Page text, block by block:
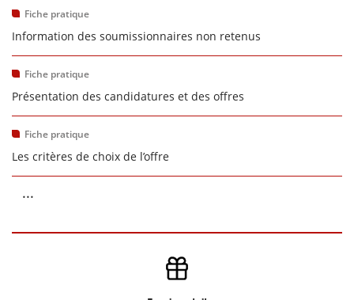
Fiche pratique
Information des soumissionnaires non retenus
Fiche pratique
Présentation des candidatures et des offres
Fiche pratique
Les critères de choix de l’offre
...